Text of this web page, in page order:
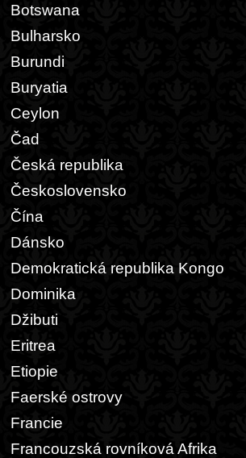
Botswana
Bulharsko
Burundi
Buryatia
Ceylon
Čad
Česká republika
Československo
Čína
Dánsko
Demokratická republika Kongo
Dominika
Džibuti
Eritrea
Etiopie
Faerské ostrovy
Francie
Francouzská rovníková Afrika